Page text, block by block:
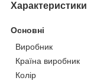
Характеристики
Основні
Виробник
Країна виробник
Колір